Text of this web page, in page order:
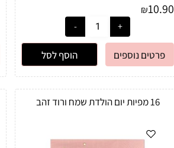
₪10.90
פרטים נוספים הוסף לסל
16 מפיות יום הולדת שמח ורוד זהב